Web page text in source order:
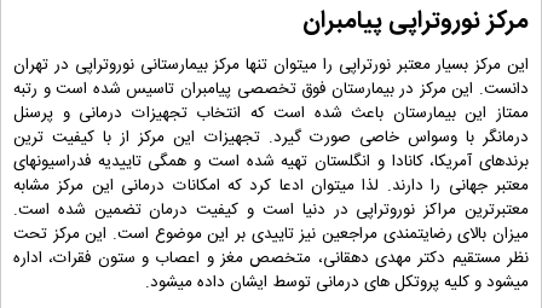
مرکز نوروتراپی پیامبران
این مرکز بسیار معتبر نورتراپی را میتوان تنها مرکز بیمارستانی نوروتراپی در تهران
دانست. این مرکز در بیمارستان فوق تخصصی پیامبران تاسیس شده است و رتبه
ممتاز این بیمارستان باعث شده است که انتخاب تجهیزات درمانی و پرسنل
درمانگر با وسواس خاصی صورت گیرد. تجهیزات این مرکز از با کیفیت ترین
برندهای آمریکا، کانادا و انگلستان تهیه شده است و همگی تاییدیه فدراسیونهای
معتبر جهانی را دارند. لذا میتوان ادعا کرد که امکانات درمانی این مرکز مشابه
معتبرترین مراکز نوروتراپی در دنیا است و کیفیت درمان تضمین شده است.
میزان بالای رضایتمندی مراجعین نیز تاییدی بر این موضوع است. این مرکز تحت
نظر مستقیم دکتر مهدی دهقانی، متخصص مغز و اعصاب و ستون فقرات، اداره
میشود و کلیه پروتکل های درمانی توسط ایشان داده میشود.